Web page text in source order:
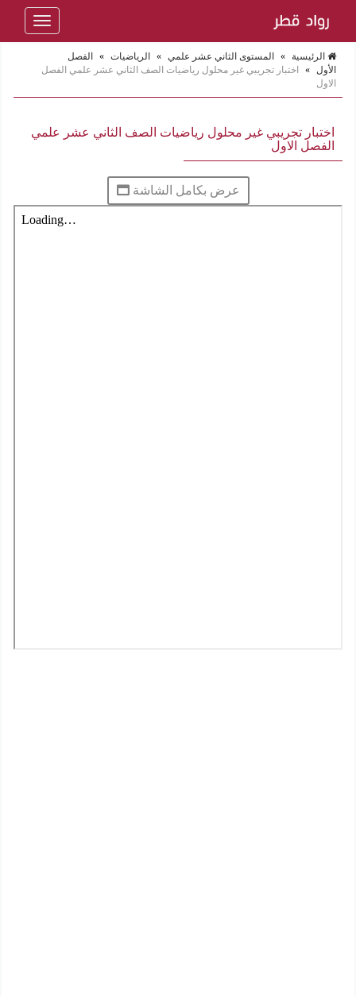
Toggle
الرئيسية » المستوى الثاني عشر علمي » الرياضيات »
الفصل
الأول »
اختبار تجريبي غير محلول رياضيات الصف الثاني عشر علمي الفصل
الاول
اختبار تجريبي غير محلول رياضيات الصف الثاني عشر علمي
الفصل الاول
عرض بكامل الشاشة